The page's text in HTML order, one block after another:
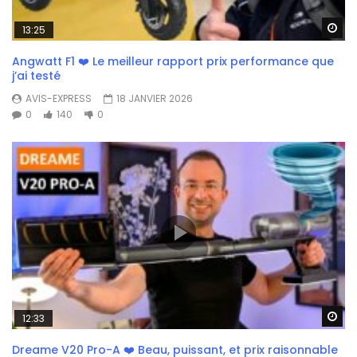
13:25
Angwatt F1 ❤️ Le meilleur rapport prix performance que
j’ai testé
AVIS-EXPRESS
18 JANVIER 2026
0
140 0
12:33
Dreame V20 Pro-A ❤️ Beau, puissant, et prix raisonnable